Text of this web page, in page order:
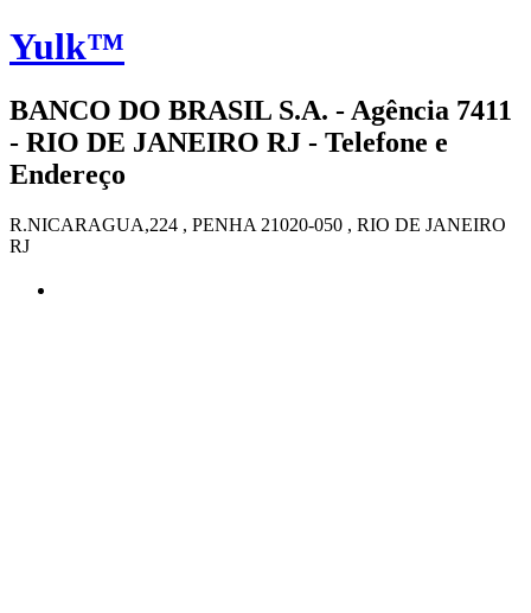
Yulk™
BANCO DO BRASIL S.A. - Agência 7411
- RIO DE JANEIRO RJ - Telefone e
Endereço
R.NICARAGUA,224 , PENHA 21020-050 , RIO DE JANEIRO
RJ